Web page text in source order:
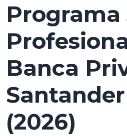
Programa
Banca
(2026)